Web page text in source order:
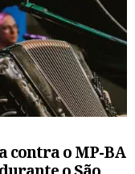
contra o MP-BA